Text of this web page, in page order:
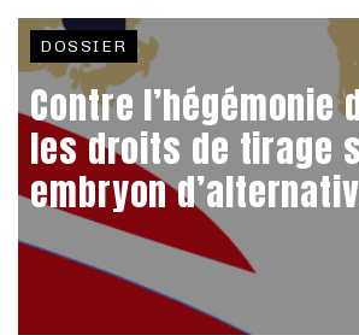
DOSSIER
Contre l’hégémonie
les droits de tirage
embryon